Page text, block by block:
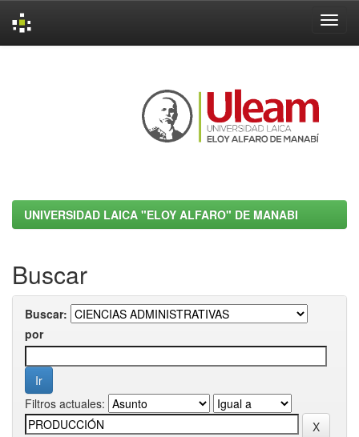
UNIVERSIDAD LAICA "ELOY ALFARO" DE MANABI
Buscar
Buscar:
por
Filtros actuales: